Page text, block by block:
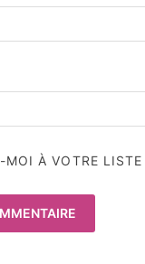
À VOTRE LISTE